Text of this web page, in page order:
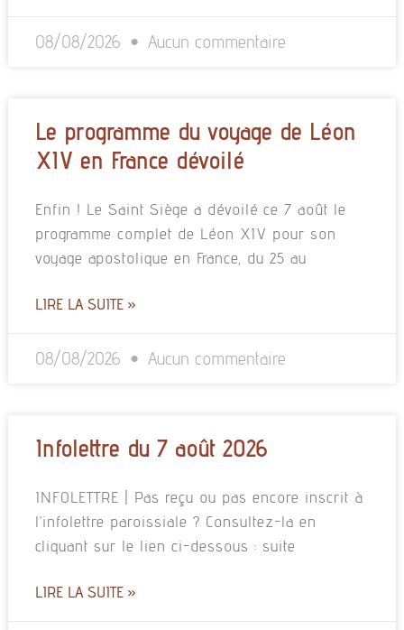
08/08/2026 Aucun commentaire
Le programme du voyage de Léon
XIV en France dévoilé
Enfin ! Le Saint Siège a dévoilé ce 7 août le
programme complet de Léon XIV pour son
voyage apostolique en France, du 25 au
LIRE LA SUITE »
08/08/2026 Aucun commentaire
Infolettre du 7 août 2026
INFOLETTRE | Pas reçu ou pas encore inscrit à
l’infolettre paroissiale ? Consultez-la en
cliquant sur le lien ci-dessous : suite
LIRE LA SUITE »